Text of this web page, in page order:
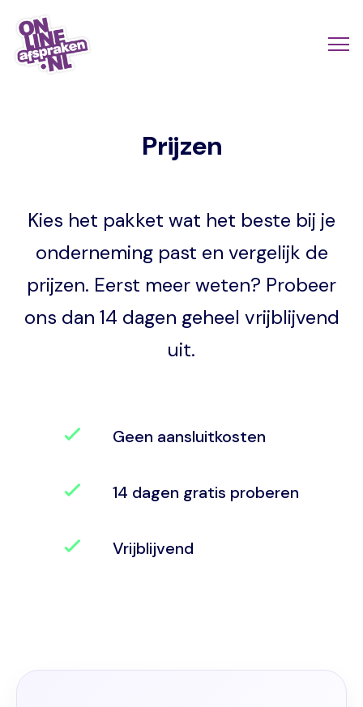
Naar
hoofdinhoud
Prijzen
Kies het pakket wat het beste bij je
onderneming past en vergelijk de
prijzen. Eerst meer weten? Probeer
ons dan 14 dagen geheel vrijblijvend
uit.
Geen aansluitkosten
14 dagen gratis proberen
Vrijblijvend